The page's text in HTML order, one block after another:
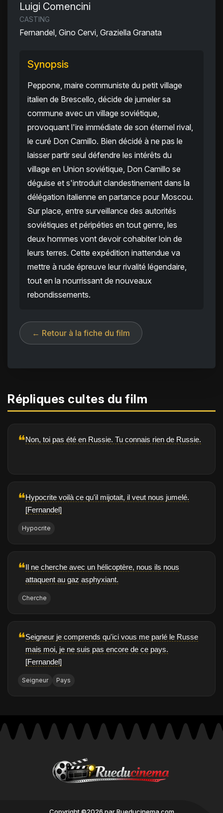
Luigi Comencini
CASTING
Fernandel, Gino Cervi, Graziella Granata
Synopsis
Peppone, maire communiste du petit village
italien de Brescello, décide de jumeler sa
commune avec un village soviétique,
provoquant l'ire immédiate de son éternel rival,
le curé Don Camillo. Bien décidé à ne pas le
laisser partir seul défendre les intérêts du
village en Union soviétique, Don Camillo se
déguise et s'introduit clandestinement dans la
délégation italienne en partance pour Moscou.
Sur place, entre surveillance des autorités
soviétiques et péripéties en tout genre, les
deux hommes vont devoir cohabiter loin de
leurs terres. Cette expédition inattendue va
mettre à rude épreuve leur rivalité légendaire,
tout en la nourrissant de nouveaux
rebondissements.
← Retour à la fiche du film
Répliques cultes du film
❝Non, toi pas été en Russie. Tu connais rien de Russie.
❝Hypocrite voilà ce qu'il mijotait, il veut nous jumelé.
[Fernandel]
Hypocrite
❝Il ne cherche avec un hélicoptère, nous ils nous
attaquent au gaz asphyxiant.
Cherche
❝Seigneur je comprends qu'ici vous me parlé le Russe
mais moi, je ne suis pas encore de ce pays.
[Fernandel]
Seigneur Pays